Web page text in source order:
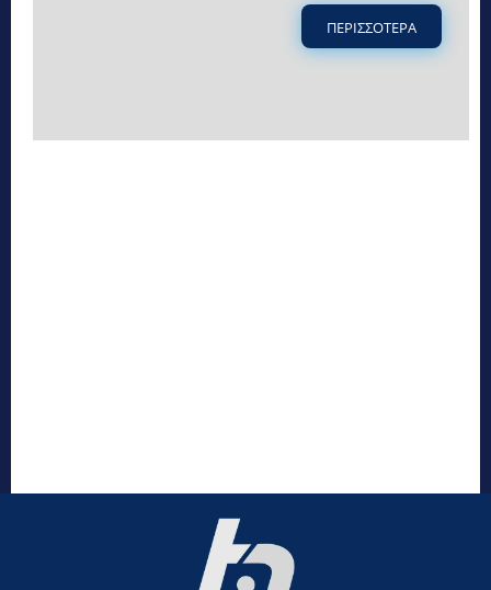
ΠΕΡΙΣΣΟΤΕΡΑ